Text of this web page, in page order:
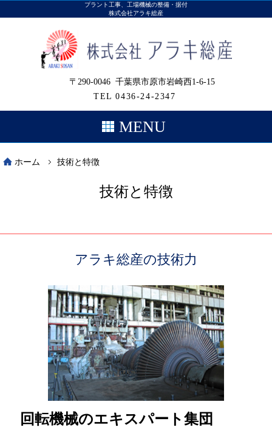
プラント工事、工場機械の整備・据付
株式会社アラキ総産
〒290-0046 千葉県市原市岩崎西1-6-15
TEL 0436-24-2347
MENU
ホーム 技術と特徴
技術と特徴
アラキ総産の技術力
回転機械のエキスパート集団